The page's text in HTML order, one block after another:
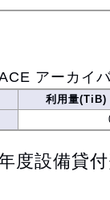
アーカイ
利用量(TiB)
度設備貸